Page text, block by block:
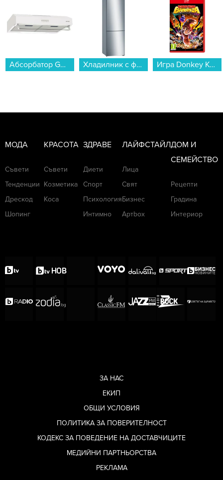
Абсорбатор Gorenje WHU629EW/M... Хладилник с фризер Bosch KGN36VLED , 326 l, E , No Frost... Игра Donkey Kong Bananza (NSW2)...
МОДА
Съвети
Тенденции
Дрескод
Шопинг
КРАСОТА
Съвети
Козметика
Коса
ЗДРАВЕ
Диети
Спорт
Психология
Интимно
ЛАЙФСТАЙЛ
Лица
Свят
Бизнес
Артbox
ДОМ И
СЕМЕЙСТВО
Рецепти
Градина
Интериор
ЗА НАС
ЕКИП
ОБЩИ УСЛОВИЯ
ПОЛИТИКА ЗА ПОВЕРИТЕЛНОСТ
КОДЕКС ЗА ПОВЕДЕНИЕ НА ДОСТАВЧИЦИТЕ
МЕДИЙНИ ПАРТНЬОРСТВА
РЕКЛАМА